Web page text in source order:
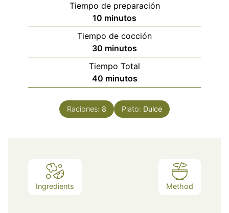
Tiempo de preparación
10 minutos
minutos
Tiempo de cocción
30 minutos
minutos
Tiempo Total
40minutos
minutos
Raciones: 8 Plato: Dulce
Ingredients Method